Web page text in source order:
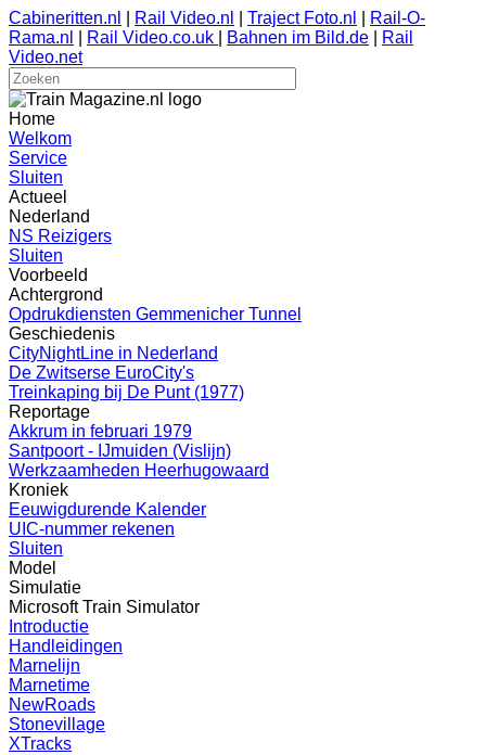
Cabineritten.nl Rail Video.nl Traject Foto.nl
Rail-O-
Rama.nl
Rail Video.co.uk Bahnen im Bild.de
Rail
Video.net
Home
Welkom
Service
Sluiten
Actueel
Nederland
NS Reizigers
Sluiten
Voorbeeld
Achtergrond
Opdrukdiensten Gemmenicher Tunnel
Geschiedenis
CityNightLine in Nederland
De Zwitserse EuroCity's
Treinkaping bij De Punt (1977)
Reportage
Akkrum in februari 1979
Santpoort - IJmuiden (Vislijn)
Werkzaamheden Heerhugowaard
Kroniek
Eeuwigdurende Kalender
UIC-nummer rekenen
Sluiten
Model
Simulatie
Microsoft Train Simulator
Introductie
Handleidingen
Marnelijn
Marnetime
NewRoads
Stonevillage
XTracks